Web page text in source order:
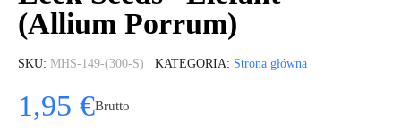
(Allium Porrum)
SKU MHS-149-(300-S) KATEGORIA Strona główna
1,95 €Brutto